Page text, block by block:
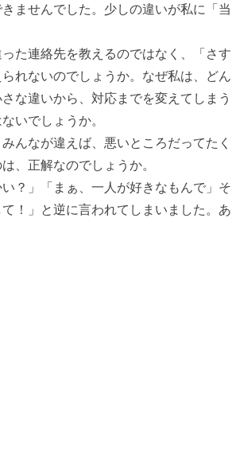
ませんでした。少しの違いが私に「当
た連絡先を教えるのではなく、「さす
れないのでしょうか。なぜ私は、どん
な違いから、対応までを変えてしまう
いでしょうか。
んなが違えば、悪いところだってたく
、正解なのでしょうか。
？」「まぁ、一人が好きなもんで」そ
！」と逆に言われてしまいました。あ